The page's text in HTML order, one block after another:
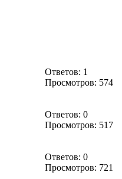
Ответов: 1
Просмотров: 574
Ответов: 0
Просмотров: 517
Ответов: 0
Просмотров: 721